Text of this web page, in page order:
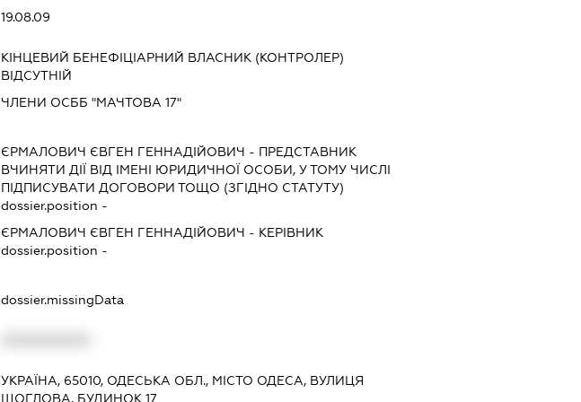
19.08.09
КІНЦЕВИЙ БЕНЕФІЦІАРНИЙ ВЛАСНИК (КОНТРОЛЕР)
ВІДСУТНІЙ
ЧЛЕНИ ОСББ "МАЧТОВА 17"
ЄРМАЛОВИЧ ЄВГЕН ГЕННАДІЙОВИЧ - ПРЕДСТАВНИК
ВЧИНЯТИ ДІЇ ВІД ІМЕНІ ЮРИДИЧНОЇ ОСОБИ, У ТОМУ ЧИСЛІ
ПІДПИСУВАТИ ДОГОВОРИ ТОЩО (ЗГІДНО СТАТУТУ)
dossier.position -
ЄРМАЛОВИЧ ЄВГЕН ГЕННАДІЙОВИЧ - КЕРІВНИК
dossier.position -
dossier.missingData
УКРАЇНА, 65010, ОДЕСЬКА ОБЛ., МІСТО ОДЕСА, ВУЛИЦЯ
ЩОГЛОВА, БУДИНОК 17